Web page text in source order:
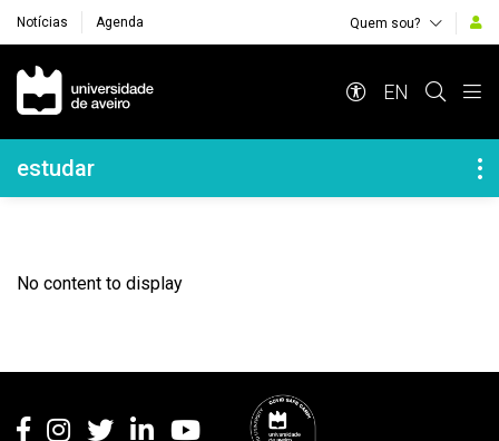
Notícias Agenda Quem sou?
Navegação Principal
EN
Navegação Lateral
estudar
No content to display